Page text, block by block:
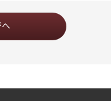
当社限定(港区・渋谷区)
当社限定(港区・渋谷区以外)